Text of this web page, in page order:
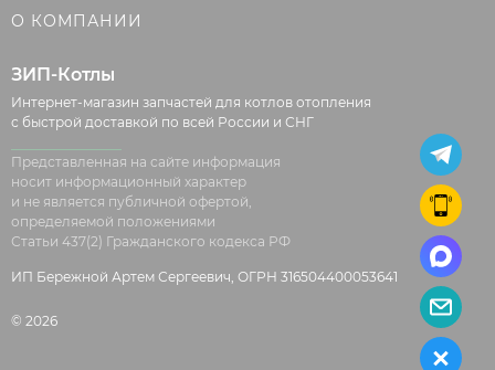
О КОМПАНИИ
ЗИП-Котлы
Интернет-магазин запчастей для котлов отопления
с быстрой доставкой по всей России и СНГ
Представленная на сайте информация
носит информационный характер
и не является публичной офертой,
определяемой положениями
Статьи 437(2) Гражданского кодекса РФ
ИП Бережной Артем Сергеевич, ОГРН 316504400053641
© 2026